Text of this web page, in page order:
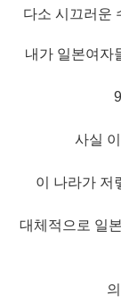
다소 시끄러운
내가 일본여자
사실
이 나라가 저
대체적으로 일